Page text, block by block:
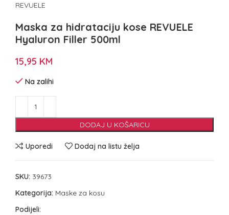
REVUELE
Maska za hidrataciju kose REVUELE
Hyaluron Filler 500ml
15,95 KM
Na zalihi
DODAJ U KOŠARICU
Uporedi Dodaj na listu želja
SKU: 39673
Kategorija: Maske za kosu
Podijeli: